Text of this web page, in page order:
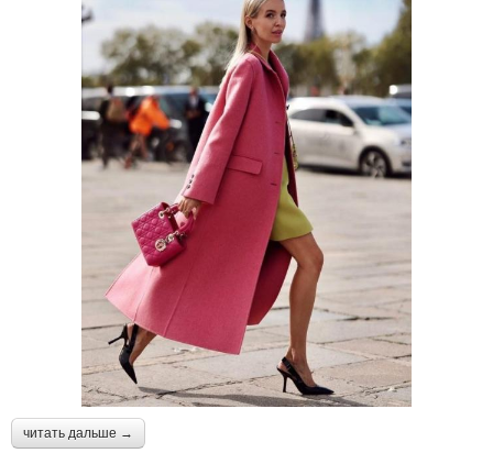
читать дальше →